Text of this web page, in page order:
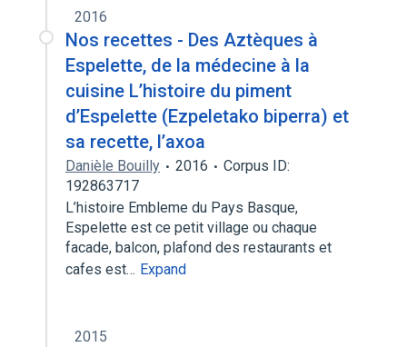
2016
Nos recettes - Des Aztèques à
Espelette, de la médecine à la
cuisine L’histoire du piment
d’Espelette (Ezpeletako biperra) et
sa recette, l’axoa
Danièle Bouilly 2016
Corpus ID:
192863717
L’histoire Embleme du Pays Basque,
Espelette est ce petit village ou chaque
facade, balcon, plafond des restaurants et
cafes est… Expand
2015